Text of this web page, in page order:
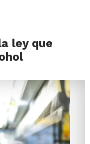
ley que